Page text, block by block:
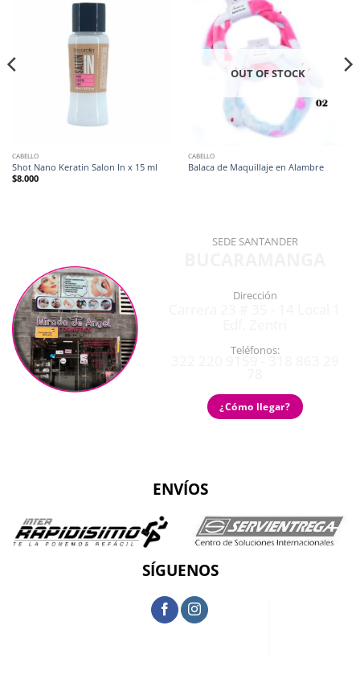
CABELLO
Shot Nano Keratin Salon In x 15 ml
$8.000
OUT OF STOCK
CABELLO
Balaca de Maquillaje en Alambre
SEDE SANTANDER
Dirección
Teléfonos:
¿Cómo llegar?
ENVÍOS
SÍGUENOS